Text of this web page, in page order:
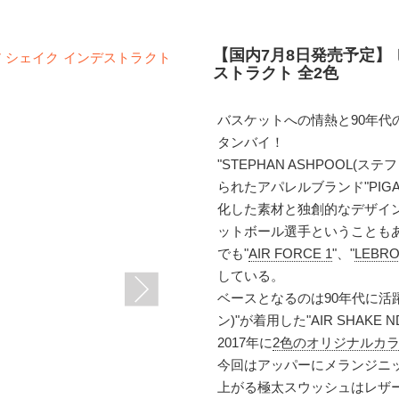
【国内7月8日発売予定
ストラクト 全2色
バスケットへの情熱と90年代
タンバイ！
"STEPHAN ASHPOOL(ステ
られたアパレルブランド
化した素材と独創的なデザイ
ットボール選手ということも
でも"AIR FORCE 1"、"
している。
ベースとなるのは90年代に
ン)"が着用した"AIR SHAKE
2017年に2色のオリジナルカ
今回はアッパーにメランジニ
上がる極太スウッシュはレ